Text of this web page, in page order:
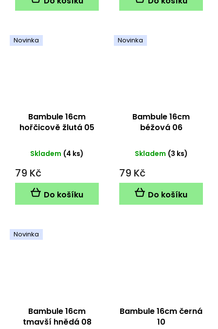
Novinka
Bambule 16cm
hořčicově žlutá 05
Skladem (4 ks)
79 Kč
Do košíku
Novinka
Bambule 16cm
béžová 06
Skladem (3 ks)
79 Kč
Do košíku
Novinka
Bambule 16cm
tmavší hnědá 08
Bambule 16cm černá
10